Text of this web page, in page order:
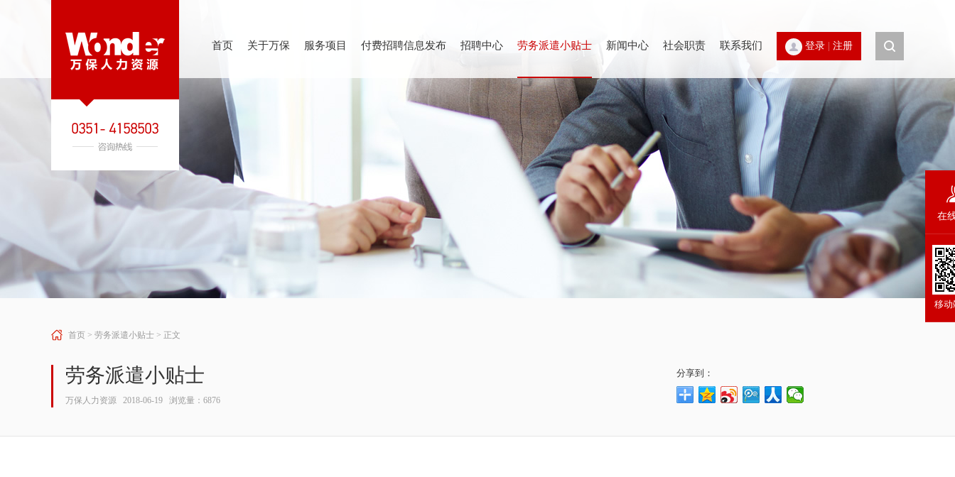
登录 注册
首页 关于万保 服务项目 付费招聘信息发布 招聘中心 劳务派遣小贴士 新闻中心 社会职责 联系我们
首页 > 劳务派遣小贴士 > 正文
劳务派遣小贴士
万保人力资源 2018-06-19 浏览量：6876
分享到：
在
移动